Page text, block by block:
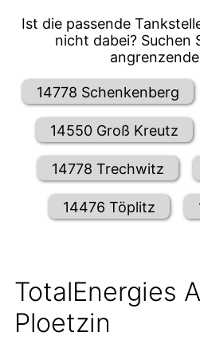
Ist die passende
nicht dabei? Suchen
14778 Schenkenberg
14550 Groß Kreutz
14778 Trechwitz
14476 Töplitz
TotalEnergies
Ploetzin